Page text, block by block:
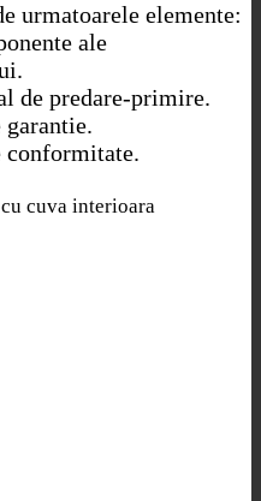
urmatoarele elemente:
ale
de predare-primire.
cuva interioara